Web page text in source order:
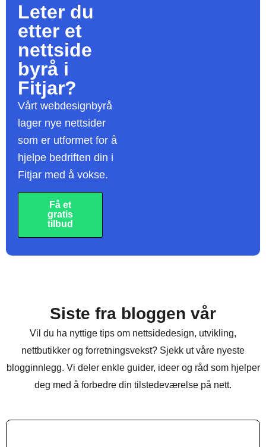
Leter du
etter et
nettside
byrå i
Fitjar?
Vårt webdesignbyrå
lager nye nettsider
som er utformet for å
hjelpe bedriften din i
Fitjar med å vokse.
Få et
gratis
tilbud
Siste fra bloggen vår
Vil du ha nyttige tips om nettsidedesign, utvikling,
nettbutikker og forretningsvekst? Sjekk ut våre nyeste
blogginnlegg. Vi deler enkle guider, ideer og råd som hjelper
deg med å forbedre din tilstedeværelse på nett.